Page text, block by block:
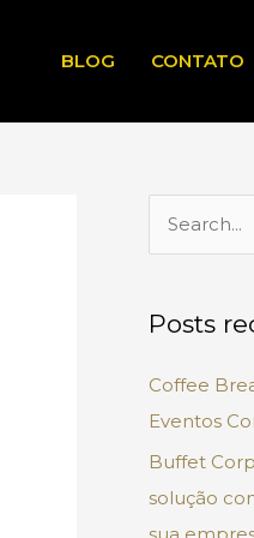
BLOG CONTATO
q
u
Posts
Coffee
Eventos
Buffet
solução